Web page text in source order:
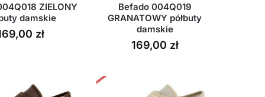
ZIELONY
damskie
zł
Befado 004Q019
GRANATOWY półbuty
damskie
169,00 zł